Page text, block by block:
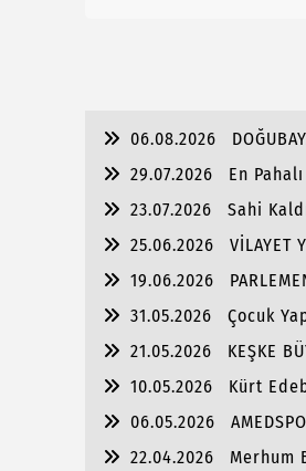
06.08.2026
29.07.2026
En
23.07.2026
Sahi
25.06.2026
VİLAYET
19.06.2026
31.05.2026
Çocuk
21.05.2026
KEŞKE
10.05.2026
Kürt
06.05.2026
22.04.2026
Merhum